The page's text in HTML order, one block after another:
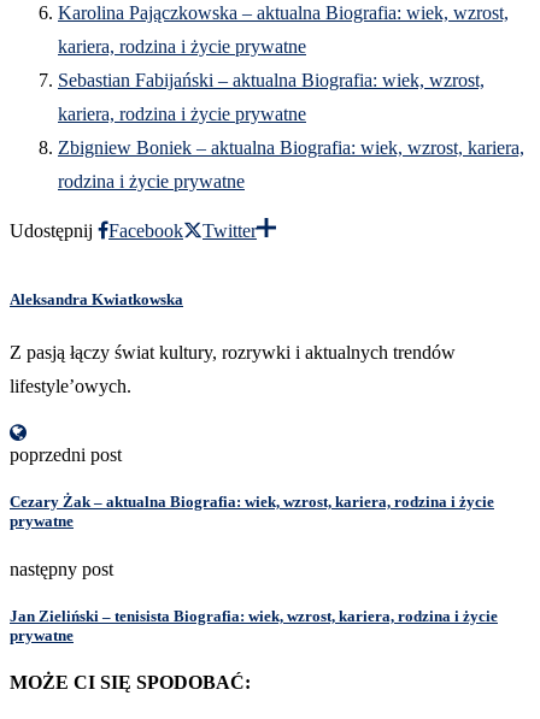
Karolina Pajączkowska – aktualna Biografia: wiek, wzrost,
kariera, rodzina i życie prywatne
Sebastian Fabijański – aktualna Biografia: wiek, wzrost,
kariera, rodzina i życie prywatne
Zbigniew Boniek – aktualna Biografia: wiek, wzrost, kariera,
rodzina i życie prywatne
Udostępnij Facebook Twitter
Aleksandra Kwiatkowska
Z pasją łączy świat kultury, rozrywki i aktualnych trendów
lifestyle’owych.
poprzedni post
Cezary Żak – aktualna Biografia: wiek, wzrost, kariera, rodzina i życie
prywatne
następny post
Jan Zieliński – tenisista Biografia: wiek, wzrost, kariera, rodzina i życie
prywatne
MOŻE CI SIĘ SPODOBAĆ: